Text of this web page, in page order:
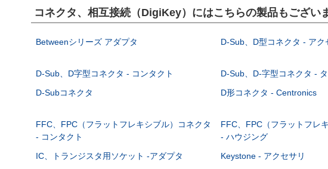
コネクタ、相互接続（DigiKey）にはこちらの製品もござい
Betweenシリーズ アダプタ D-Sub、D型コネクタ - アク
D-Sub、D字型コネクタ - コンタクト D-Sub、D-字型コネクタ -
D-Subコネクタ
D形コネクタ - Centronics
FFC、FPC（フラットフレキシブル）コネクタ
- コンタクト
FFC、FPC（フラットフレ
- ハウジング
IC、トランジスタ用ソケット -アダプタ Keystone - アクセサリ